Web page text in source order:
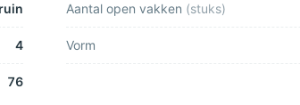
Aantal open vakken (stuks)
4 Vorm
76